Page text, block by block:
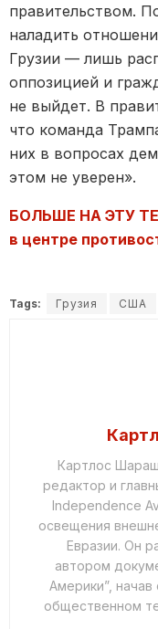
правительством.
наладить
Грузии — лишь
оппозицией и
не выйдет. В
что команда
них в вопросах
этом не уверен».
БОЛЬШЕ НА ЭТУ
в центре
Tags: Грузия США
Картлос
редактор и
Independence
освещения
Евразии. Он
автором
Америки”,
общественном